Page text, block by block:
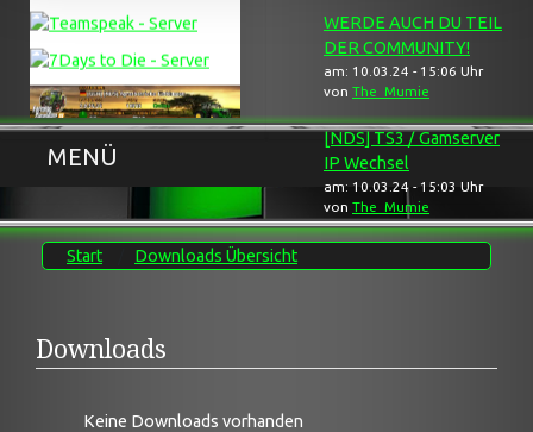
WERDE AUCH DU TEIL
DER COMMUNITY!
am: 10.03.24 - 15:06 Uhr
von The_Mumie
[NDS] TS3 / Gamserver
IP Wechsel
am: 10.03.24 - 15:03 Uhr
von The_Mumie
MENÜ
Start Downloads Übersicht
Downloads
Keine Downloads vorhanden